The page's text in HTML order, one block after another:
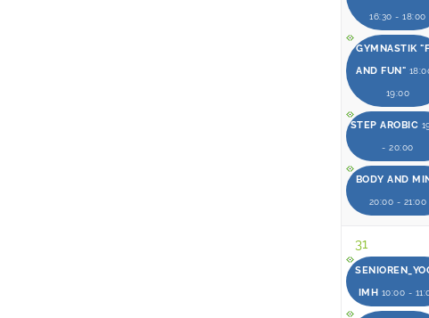
16:30 - 18:00
GYMNASTIK
AND FUN"
19:00
STEP AROBIC
- 20:00
BODY AND
20:00 - 21:00
31
IMH 10:00 -